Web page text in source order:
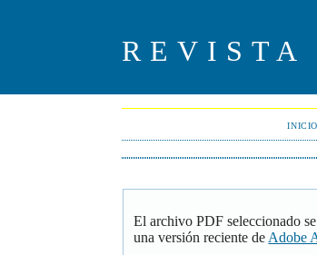
REVISTA
INICIO
El archivo PDF seleccionado
una versión reciente de Adobe